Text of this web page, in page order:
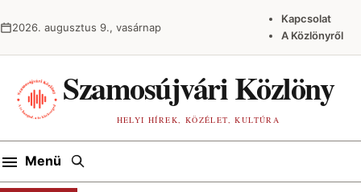
2026. augusztus 9., vasárnap
Kapcsolat
A Közlönyről
Szamosújvári Közlöny
HELYI HÍREK, KÖZÉLET, KULTÚRA
Menü Keresés